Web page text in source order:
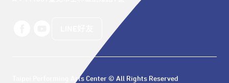
Taipei Performing Arts Center © All Rights Reserved